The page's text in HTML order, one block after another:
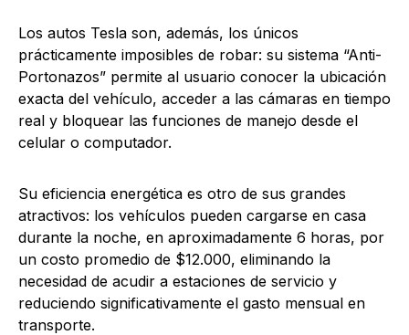
Los autos Tesla son, además, los únicos
prácticamente imposibles de robar: su sistema “Anti-
Portonazos” permite al usuario conocer la ubicación
exacta del vehículo, acceder a las cámaras en tiempo
real y bloquear las funciones de manejo desde el
celular o computador.
Su eficiencia energética es otro de sus grandes
atractivos: los vehículos pueden cargarse en casa
durante la noche, en aproximadamente 6 horas, por
un costo promedio de $12.000, eliminando la
necesidad de acudir a estaciones de servicio y
reduciendo significativamente el gasto mensual en
transporte.